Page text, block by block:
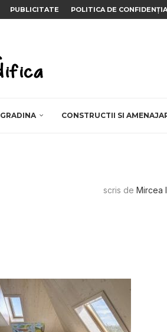
PUBLICITATE POLITICA DE
GRADINA CONSTRUCTII SI
scris de Mircea